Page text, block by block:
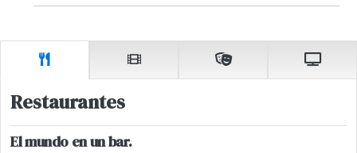
Restaurantes
El mundo en un bar.